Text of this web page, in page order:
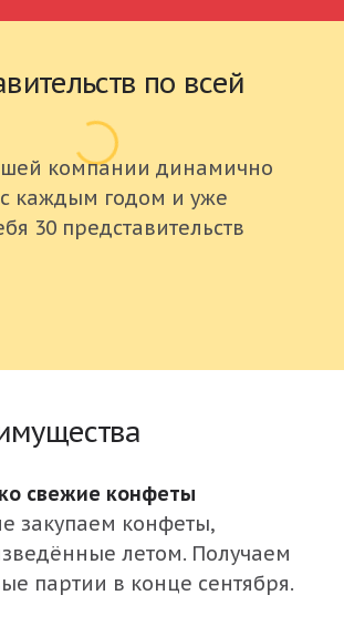
по всей
компании динамично
каждым годом и уже
30 представительств
свежие конфеты
закупаем конфеты,
летом. Получаем
партии в конце сентября.